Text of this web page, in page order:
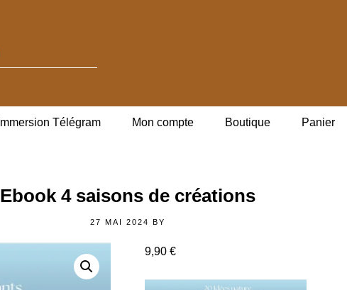
Immersion Télégram Mon compte Boutique Panier
Ebook 4 saisons de créations
27 MAI 2024 BY
9,90€